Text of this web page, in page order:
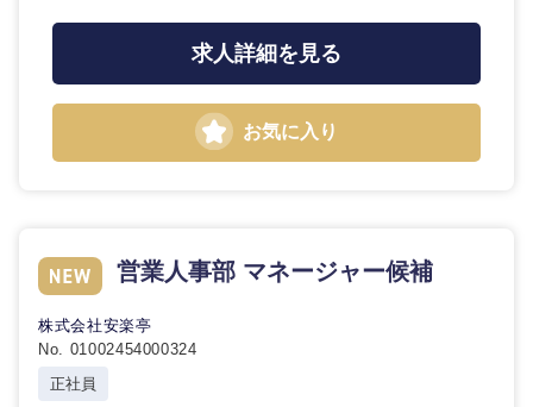
三重県
求人詳細を見る
お気に入り
営業人事部 マネージャー候補
株式会社安楽亭
No. 01002454000324
正社員